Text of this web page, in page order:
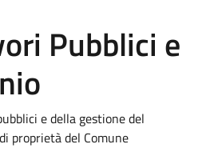
Pubblici e
e della gestione del
proprietà del Comune